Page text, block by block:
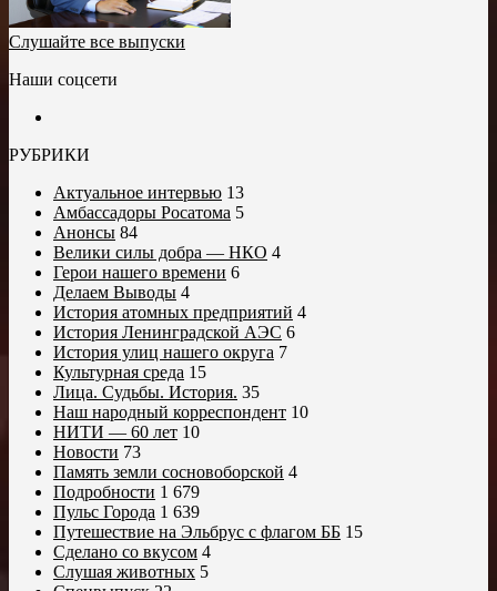
Слушайте все выпуски
Наши соцсети
РУБРИКИ
Актуальное интервью 13
Амбассадоры Росатома 5
Анонсы 84
Велики силы добра — НКО 4
Герои нашего времени 6
Делаем Выводы 4
История атомных предприятий 4
История Ленинградской АЭС 6
История улиц нашего округа 7
Культурная среда 15
Лица. Судьбы. История. 35
Наш народный корреспондент 10
НИТИ — 60 лет 10
Новости 73
Память земли сосновоборской 4
Подробности 1 679
Пульс Города 1 639
Путешествие на Эльбрус с флагом ББ 15
Сделано со вкусом 4
Слушая животных 5